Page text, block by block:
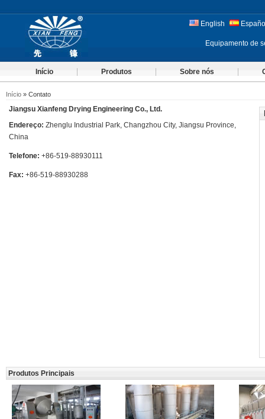
English
Equipamento de
Início Produtos Sobre nós
Início » Contato
Jiangsu Xianfeng Drying Engineering Co., Ltd.
Endereço: Zhenglu Industrial Park, Changzhou City, Jiangsu Province,
China
Telefone: +86-519-88930111
Fax: +86-519-88930288
Produtos Principais